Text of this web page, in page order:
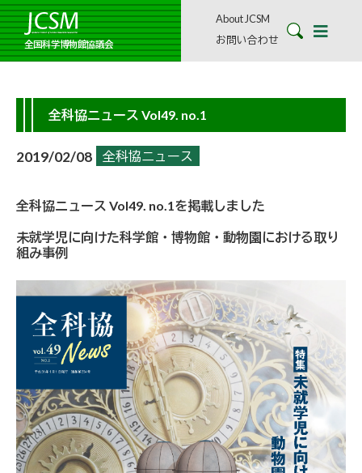
全国科学博物館協議会
About JCSM
お問い合わせ
全科協ニュース Vol49. no.1
2019/02/08 全科協ニュース
全科協ニュース Vol49. no.1を掲載しました
未就学児に向けた科学館・博物館・動物園における取り
組み事例